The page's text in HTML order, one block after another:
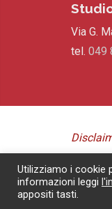
Via G.
tel. 049
Utilizziamo i cookie
informazioni leggi
appositi tasti.